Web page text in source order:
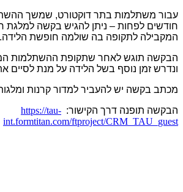
חודשים לפחות – ניתן להגיש בקשה למלגת
המקבילה לתקופה בה שולמה חופשת הלידה.
הבקשה תוגש לאחר שתקופת ההשתלמות
ונדרש זמן נוסף בשל הלידה על מנת לסיים
מכתב בקשה יש להעביר למדור קרנות
הבקשה תופנה דרך הקישור: https://tau-
int.formtitan.com/ftproject/CRM_TAU_guest